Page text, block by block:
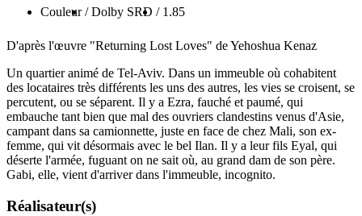
Couleur / Dolby SRD / 1.85
D'après l'œuvre "Returning Lost Loves" de Yehoshua Kenaz
Un quartier animé de Tel-Aviv. Dans un immeuble où cohabitent
des locataires très différents les uns des autres, les vies se croisent, se
percutent, ou se séparent. Il y a Ezra, fauché et paumé, qui
embauche tant bien que mal des ouvriers clandestins venus d'Asie,
campant dans sa camionnette, juste en face de chez Mali, son ex-
femme, qui vit désormais avec le bel Ilan. Il y a leur fils Eyal, qui
déserte l'armée, fuguant on ne sait où, au grand dam de son père.
Gabi, elle, vient d'arriver dans l'immeuble, incognito.
Réalisateur(s)